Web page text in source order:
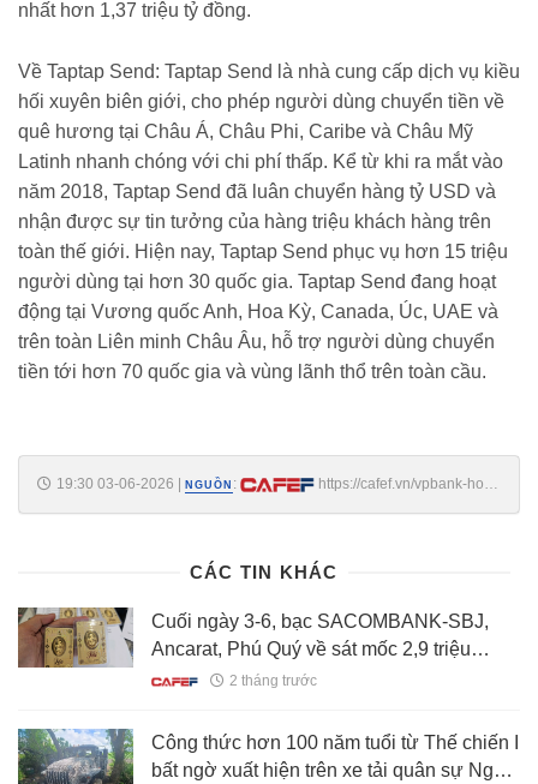
nhất hơn 1,37 triệu tỷ đồng.
Về Taptap Send: Taptap Send là nhà cung cấp dịch vụ kiều
hối xuyên biên giới, cho phép người dùng chuyển tiền về
quê hương tại Châu Á, Châu Phi, Caribe và Châu Mỹ
Latinh nhanh chóng với chi phí thấp. Kể từ khi ra mắt vào
năm 2018, Taptap Send đã luân chuyển hàng tỷ USD và
nhận được sự tin tưởng của hàng triệu khách hàng trên
toàn thế giới. Hiện nay, Taptap Send phục vụ hơn 15 triệu
người dùng tại hơn 30 quốc gia. Taptap Send đang hoạt
động tại Vương quốc Anh, Hoa Kỳ, Canada, Úc, UAE và
trên toàn Liên minh Châu Âu, hỗ trợ người dùng chuyển
tiền tới hơn 70 quốc gia và vùng lãnh thổ trên toàn cầu.
19:30 03-06-2026 NGUỒN :
https://cafef.vn/vpbank-hop-
CÁC TIN KHÁC
Cuối ngày 3-6, bạc SACOMBANK-SBJ,
Ancarat, Phú Quý về sát mốc 2,9 triệu
đồng/lượng2 tháng trước
Công thức hơn 100 năm tuổi từ Thế chiến I
bất ngờ xuất hiện trên xe tải quân sự Nga: